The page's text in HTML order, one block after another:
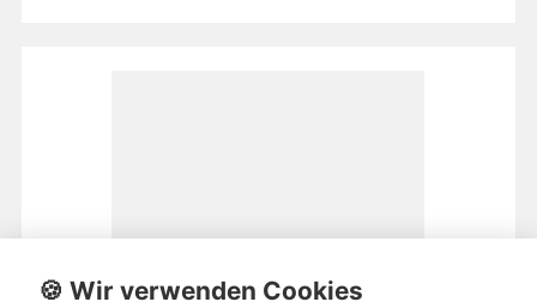
🍪 Wir verwenden Cookies